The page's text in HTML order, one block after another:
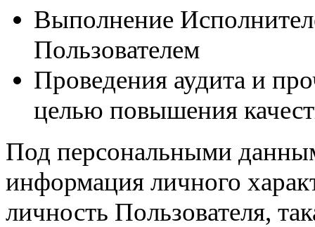
Выполнение
Пользователем
Проведения аудита и
целью повышения
Под персональными
информация личного
личность Пользователя,